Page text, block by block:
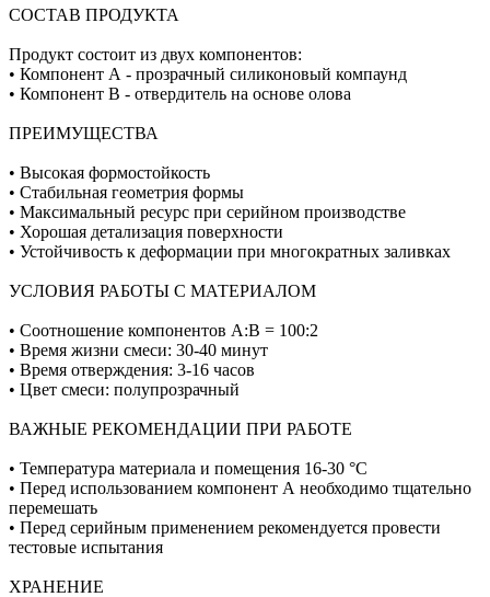
СОСТАВ ПРОДУКТА
Продукт состоит из двух компонентов:
• Компонент А - прозрачный силиконовый компаунд
• Компонент В - отвердитель на основе олова
ПРЕИМУЩЕСТВА
• Высокая формостойкость
• Стабильная геометрия формы
• Максимальный ресурс при серийном производстве
• Хорошая детализация поверхности
• Устойчивость к деформации при многократных заливках
УСЛОВИЯ РАБОТЫ С МАТЕРИАЛОМ
• Соотношение компонентов А:В = 100:2
• Время жизни смеси: 30-40 минут
• Время отверждения: 3-16 часов
• Цвет смеси: полупрозрачный
ВАЖНЫЕ РЕКОМЕНДАЦИИ ПРИ РАБОТЕ
• Температура материала и помещения 16-30 °C
• Перед использованием компонент А необходимо тщательно
перемешать
• Перед серийным применением рекомендуется провести
тестовые испытания
ХРАНЕНИЕ